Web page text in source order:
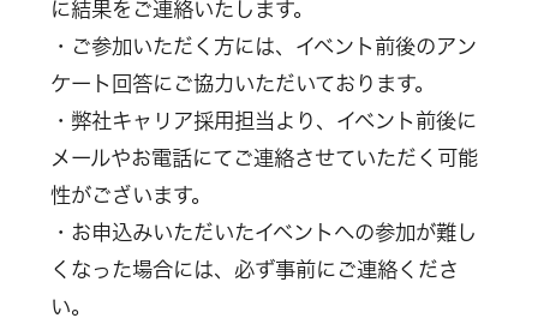
に結果をご連絡いたします。
・ご参加いただく方には、イベント前後のアン
ケート回答にご協力いただいております。
・弊社キャリア採用担当より、イベント前後に
メールやお電話にてご連絡させていただく可能
性がございます。
・お申込みいただいたイベントへの参加が難し
くなった場合には、必ず事前にご連絡くださ
い。